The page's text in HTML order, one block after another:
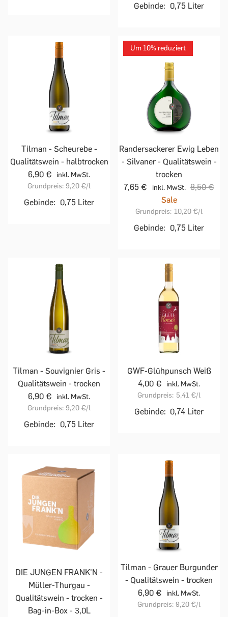
Gebinde: 0,75 Liter
Tilman - Scheurebe -
Qualitätswein - halbtrocken
6,90 €
inkl. MwSt.
Grundpreis: 9,20 €/l
Gebinde: 0,75 Liter
Um 10% reduziert
Randersackerer Ewig Leben
- Silvaner - Qualitätswein -
trocken
7,65 €
inkl. MwSt. 8,50 €
Sale
Grundpreis: 10,20 €/l
Gebinde: 0,75 Liter
Tilman - Souvignier Gris -
Qualitätswein - trocken
6,90 €
inkl. MwSt.
Grundpreis: 9,20 €/l
Gebinde: 0,75 Liter
GWF-Glühpunsch Weiß
4,00 €
inkl. MwSt.
Grundpreis: 5,41 €/l
Gebinde: 0,74 Liter
DIE JUNGEN FRANK'N -
Müller-Thurgau -
Qualitätswein - trocken -
Bag-in-Box - 3,0L
Tilman - Grauer Burgunder
- Qualitätswein - trocken
6,90 €
inkl. MwSt.
Grundpreis: 9,20 €/l